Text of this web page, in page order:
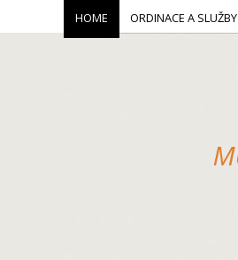
HOME ORDINACE A SLUŽBY